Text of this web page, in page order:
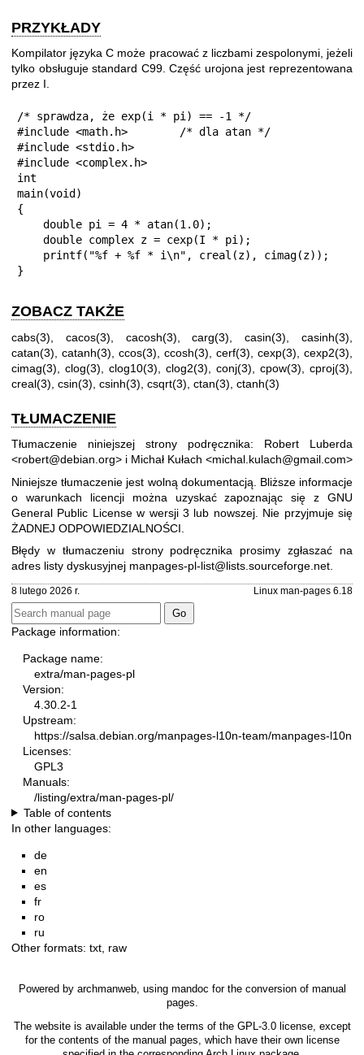
PRZYKŁADY
Kompilator języka C może pracować z liczbami zespolonymi, jeżeli
tylko obsługuje standard C99. Część urojona jest reprezentowana
przez I.
/* sprawdza, że exp(i * pi) == -1 */
#include <math.h>        /* dla atan */
#include <stdio.h>
#include <complex.h>
int
main(void)
{
}
ZOBACZ TAKŻE
cabs(3) cacos(3) cacosh(3) ,carg(3) ,casin(3) ,casinh(3)
catan(3)
catanh(3) ccos(3) ccosh(3) cerf(3) cexp(3) cexp2(3)
cimag(3)
clog(3) clog10(3) clog2(3) conj(3) cpow(3) cproj(3)
creal(3) csin(3) csinh(3) csqrt(3) ctan(3) ctanh(3)
TŁUMACZENIE
Tłumaczenie niniejszej strony podręcznika: Robert Luberda
<robert@debian.org> i Michał Kułach <michal.kulach@gmail.com>
Niniejsze tłumaczenie jest wolną dokumentacją. Bliższe informacje
o warunkach licencji można uzyskać zapoznając się z GNU
General Public License w wersji 3 lub nowszej. Nie przyjmuje się
ŻADNEJ ODPOWIEDZIALNOŚCI.
Błędy w tłumaczeniu strony podręcznika prosimy zgłaszać na
adres listy dyskusyjnej manpages-pl-list@lists.sourceforge.net
8 lutego 2026 r. Linux man-pages 6.18
Package information:
Package name:
extra/man-pages-pl
Version:
4.30.2-1
Upstream:
https://salsa.debian.org/manpages-l10n-team/manpages-l10n
Licenses:
GPL3
Manuals:
/listing/extra/man-pages-pl/
Table of contents
In other languages:
de
en
es
fr
ro
ru
Other formats: txt raw
Powered by archmanweb, using mandoc for the conversion of manual
pages.
The website is available under the terms of the GPL-3.0license, except
for the contents of the manual pages, which have their own license